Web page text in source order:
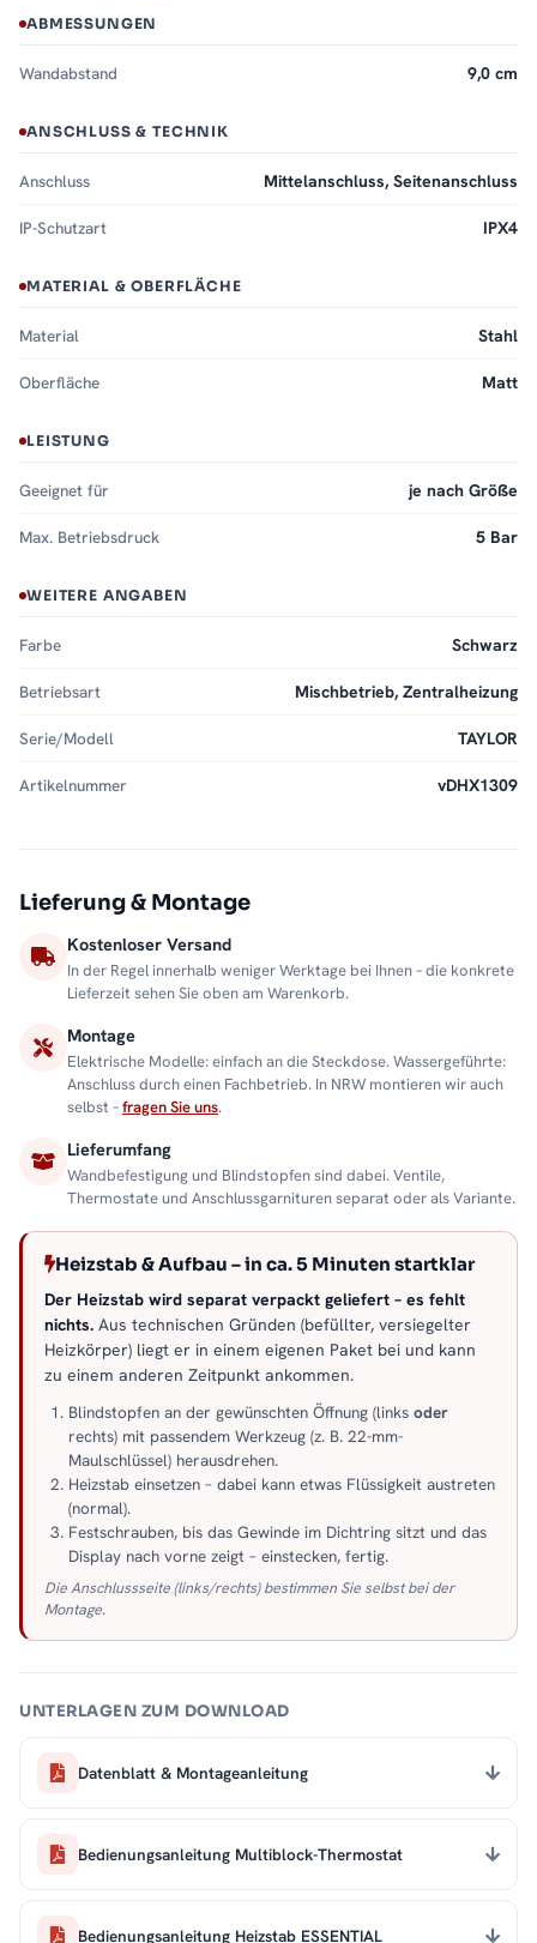
ABMESSUNGEN
Wandabstand 9,0 cm
ANSCHLUSS & TECHNIK
Anschluss Mittelanschluss, Seitenanschluss
IP-Schutzart IPX4
MATERIAL & OBERFLÄCHE
Material Stahl
Oberfläche Matt
LEISTUNG
Geeignet für je nach Größe
Max. Betriebsdruck 5 Bar
WEITERE ANGABEN
Farbe Schwarz
Betriebsart Mischbetrieb, Zentralheizung
Serie/Modell TAYLOR
Artikelnummer vDHX1309
Lieferung & Montage
Kostenloser Versand
In der Regel innerhalb weniger Werktage bei Ihnen – die konkrete
Lieferzeit sehen Sie oben am Warenkorb.
Montage
Elektrische Modelle: einfach an die Steckdose. Wassergeführte:
Anschluss durch einen Fachbetrieb. In NRW montieren wir auch
selbst –fragen Sie uns.
Lieferumfang
Wandbefestigung und Blindstopfen sind dabei. Ventile,
Thermostate und Anschlussgarnituren separat oder als Variante.
Heizstab & Aufbau – in ca. 5 Minuten startklar
Der Heizstab wird separat verpackt geliefert – es fehlt
nichts. Aus technischen Gründen (befüllter, versiegelter
Heizkörper) liegt er in einem eigenen Paket bei und kann
zu einem anderen Zeitpunkt ankommen.
Blindstopfen an der gewünschten Öffnung (links oder
rechts) mit passendem Werkzeug (z. B. 22-mm-
Maulschlüssel) herausdrehen.
Heizstab einsetzen – dabei kann etwas Flüssigkeit austreten
(normal).
Festschrauben, bis das Gewinde im Dichtring sitzt und das
Display nach vorne zeigt – einstecken, fertig.
Die Anschlussseite (links/rechts) bestimmen Sie selbst bei der
Montage.
UNTERLAGEN ZUM DOWNLOAD
Datenblatt & Montageanleitung
Bedienungsanleitung Multiblock-Thermostat
Bedienungsanleitung Heizstab ESSENTIAL